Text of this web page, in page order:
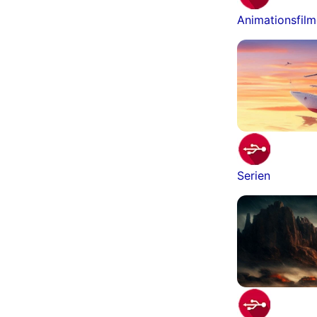
Serien